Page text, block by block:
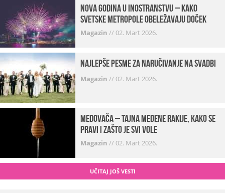
Nova godina u inostranstvu – kako
svetske metropole obeležavaju doček
Magazin //02. Mart 2026.
Najlepše pesme za naručivanje na svadbi
Magazin //02. Mart 2026.
Medovača – tajna medene rakije, kako se
pravi i zašto je svi vole
Magazin //02. Mart 2026.
UČITAJ JOŠ VESTI